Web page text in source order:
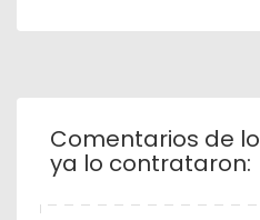
Comentarios de
ya lo contrataron: